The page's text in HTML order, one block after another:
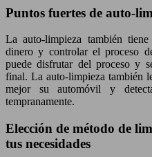
Puntos fuertes de auto-
La auto-limpieza también
dinero y controlar el proceso
puede disfrutar del proceso y
final. La auto-limpieza también
mejor su automóvil y
tempranamente.
Elección de método de
tus necesidades